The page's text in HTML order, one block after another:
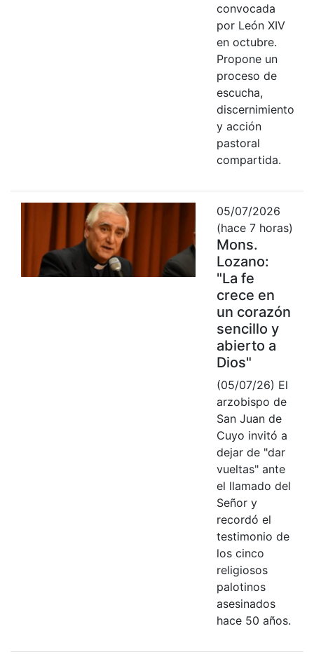
convocada
por León XIV
en octubre.
Propone un
proceso de
escucha,
discernimiento
y acción
pastoral
compartida.
05/07/2026
(hace 7 horas)
Mons.
Lozano:
"La fe
crece en
un corazón
sencillo y
abierto a
Dios"
(05/07/26) El
arzobispo de
San Juan de
Cuyo invitó a
dejar de "dar
vueltas" ante
el llamado del
Señor y
recordó el
testimonio de
los cinco
religiosos
palotinos
asesinados
hace 50 años.